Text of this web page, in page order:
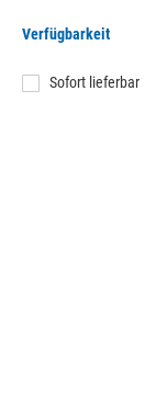
Verfügbarkeit
Sofort lieferbar